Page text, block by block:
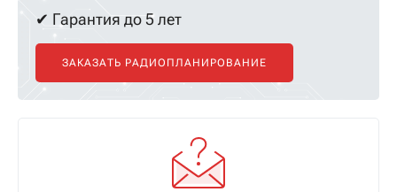
✔ Гарантия до 5 лет
ЗАКАЗАТЬ РАДИОПЛАНИРОВАНИЕ